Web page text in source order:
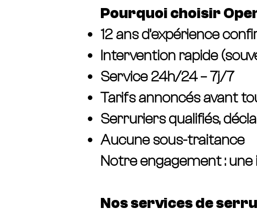
Pourquoi choisir
12 ans d’expérience
Intervention rapide
Service 24h/24 – 7j/7
Tarifs annoncés avant
Serruriers qualifiés,
Aucune sous-traitance
Notre engagement :
Nos services de